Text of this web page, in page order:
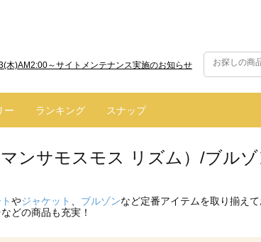
木)AM2:00～サイトメンテナンス実施のお知らせ
ー ランキング スナップ
マンサモスモス リズム）/ブル
やジャケット ブルゾンなど定番アイテムを取り揃え
などの商品も充実！